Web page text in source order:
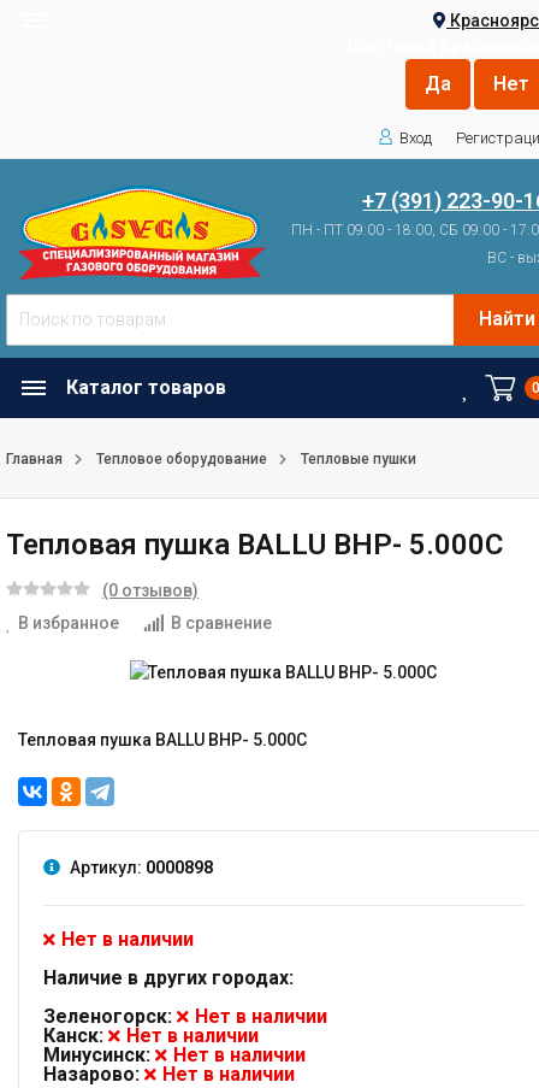
Вход
+7 (391) 223-90-
ПН - ПТ 09:00 - 18:00, СБ 09:00 -
ВС -
Найти
Каталог товаров
Главная Тепловое оборудование Тепловые пушки
Тепловая пушка BALLU BНP- 5.000C
(0 отзывов)
В избранное
В сравнение
Тепловая пушка BALLU BНP- 5.000C
Артикул: 0000898
Нет в наличии
Наличие в других городах:
Зеленогорск:
Нет в наличии
Канск:
Нет в наличии
Минусинск:
Нет в наличии
Назарово:
Нет в наличии